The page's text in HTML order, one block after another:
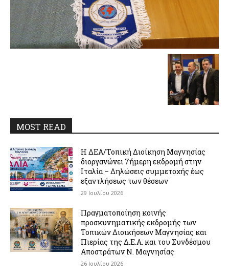
MOST READ
Η ΔΕΑ/Τοπική Διοίκηση Μαγνησίας
διοργανώνει 7ήμερη εκδρομή στην
Ιταλία – Δηλώσεις συμμετοχής έως
εξαντλήσεως των θέσεων
29 Ιουλίου 2026
Πραγματοποίηση κοινής
προσκυνηματικής εκδρομής των
Τοπικών Διοικήσεων Μαγνησίας και
Πιερίας της Δ.Ε.Α. και του Συνδέσμου
Αποστράτων Ν. Μαγνησίας
26 Ιουλίου 2026